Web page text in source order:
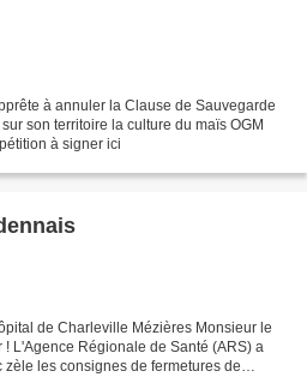
à annuler la Clause de Sauvegarde
son territoire la culture du maïs OGM
à signer ici
de Charleville Mézières Monsieur le
L'Agence Régionale de Santé (ARS) a
les consignes de fermetures de